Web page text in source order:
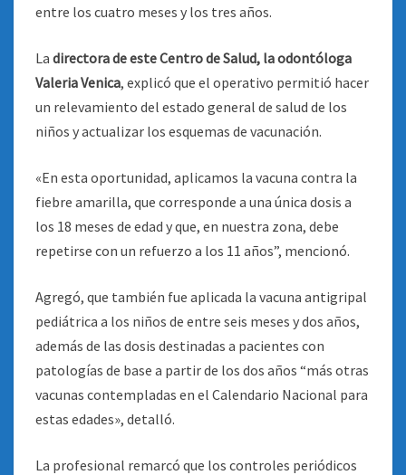
entre los cuatro meses y los tres años.
La directora de este Centro de Salud, la odontóloga
Valeria Venica, explicó que el operativo permitió hacer
un relevamiento del estado general de salud de los
niños y actualizar los esquemas de vacunación.
«En esta oportunidad, aplicamos la vacuna contra la
fiebre amarilla, que corresponde a una única dosis a
los 18 meses de edad y que, en nuestra zona, debe
repetirse con un refuerzo a los 11 años”, mencionó.
Agregó, que también fue aplicada la vacuna antigripal
pediátrica a los niños de entre seis meses y dos años,
además de las dosis destinadas a pacientes con
patologías de base a partir de los dos años “más otras
vacunas contempladas en el Calendario Nacional para
estas edades», detalló.
La profesional remarcó que los controles periódicos